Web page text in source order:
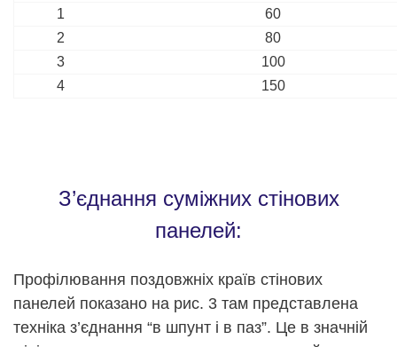
1
60
2
80
3
100
4
150
З’єднання суміжних стінових
панелей:
Профілювання поздовжніх країв стінових
панелей показано на рис. 3 там представлена
техніка з’єднання “в шпунт і в паз”. Це в значній